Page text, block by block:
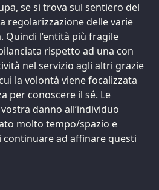
se si trova sul sentiero del
regolarizzazione delle varie
Quindi l’entità più fragile
rispetto ad una con
nel servizio agli altri grazie
la volontà viene focalizzata
per conoscere il sé. Le
danno all’individuo
molto tempo/spazio e
ad affinare questi